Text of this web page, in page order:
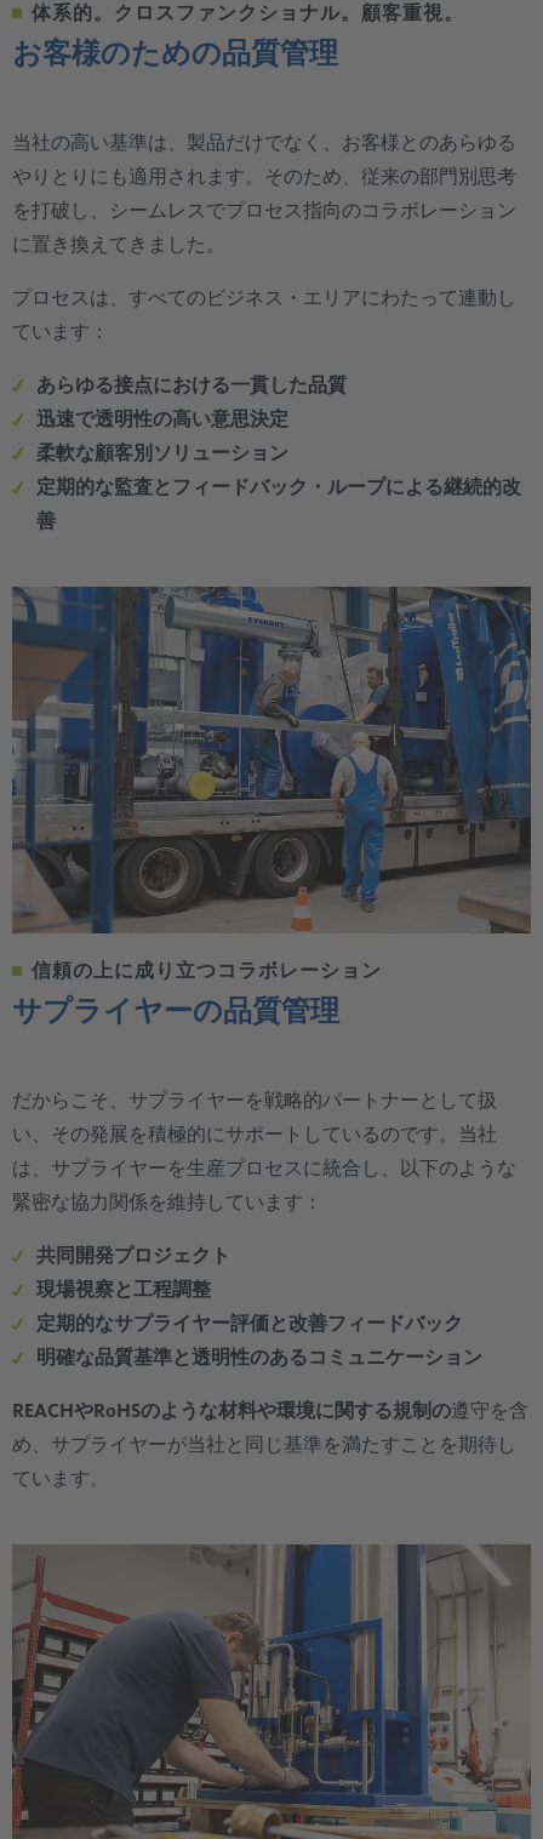
体系的。クロスファンクショナル。顧客重視。
お客様のための品質管理
当社の高い基準は、製品だけでなく、お客様とのあらゆる
やりとりにも適用されます。そのため、従来の部門別思考
を打破し、シームレスでプロセス指向のコラボレーション
に置き換えてきました。
プロセスは、すべてのビジネス・エリアにわたって連動し
ています：
あらゆる接点における一貫した品質
迅速で透明性の高い意思決定
柔軟な顧客別ソリューション
定期的な監査とフィードバック・ループによる継続的改
善
信頼の上に成り立つコラボレーション
サプライヤーの品質管理
だからこそ、サプライヤーを戦略的パートナーとして扱
い、その発展を積極的にサポートしているのです。当社
は、サプライヤーを生産プロセスに統合し、以下のような
緊密な協力関係を維持しています：
共同開発プロジェクト
現場視察と工程調整
定期的なサプライヤー評価と改善フィードバック
明確な品質基準と透明性のあるコミュニケーション
REACHやRoHSのような材料や環境に関する規制の遵守を含
め、サプライヤーが当社と同じ基準を満たすことを期待し
ています。